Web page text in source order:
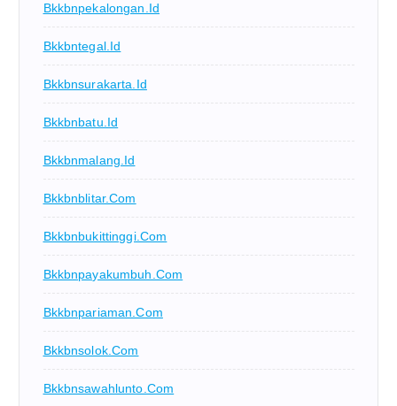
Bkkbnpekalongan.id
Bkkbntegal.id
Bkkbnsurakarta.id
Bkkbnbatu.id
Bkkbnmalang.id
Bkkbnblitar.com
Bkkbnbukittinggi.com
Bkkbnpayakumbuh.com
Bkkbnpariaman.com
Bkkbnsolok.com
Bkkbnsawahlunto.com